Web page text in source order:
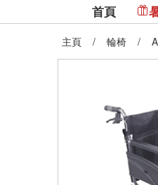
首頁
主頁 / 輪椅 /